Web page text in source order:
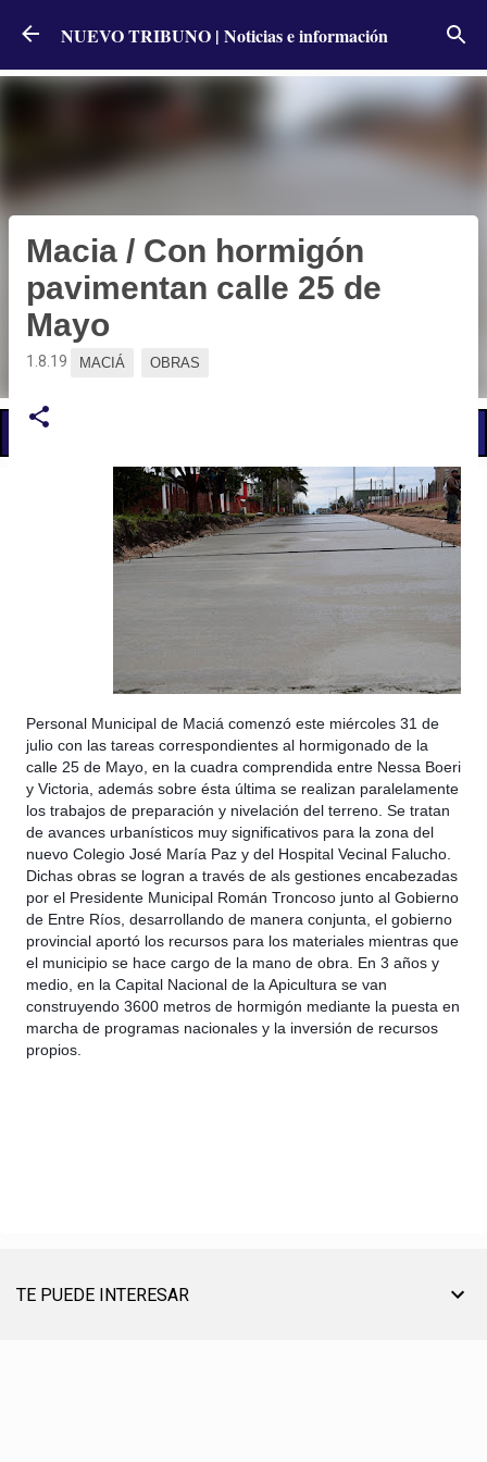
Ir al contenido principal
NUEVO TRIBUNO | Noticias e información
📢 LO ÚLTIMO
Macia / Con hormigón
pavimentan calle 25 de
Mayo
1.8.19 MACIÁ OBRAS
Personal Municipal de Maciá comenzó este miércoles 31 de
julio con las tareas correspondientes al hormigonado de la
calle 25 de Mayo, en la cuadra comprendida entre Nessa Boeri
y Victoria, además sobre ésta última se realizan paralelamente
los trabajos de preparación y nivelación del terreno. Se tratan
de avances urbanísticos muy significativos para la zona del
nuevo Colegio José María Paz y del Hospital Vecinal Falucho.
Dichas obras se logran a través de als gestiones encabezadas
por el Presidente Municipal Román Troncoso junto al Gobierno
de Entre Ríos, desarrollando de manera conjunta, el gobierno
provincial aportó los recursos para los materiales mientras que
el municipio se hace cargo de la mano de obra. En 3 años y
medio, en la Capital Nacional de la Apicultura se van
construyendo 3600 metros de hormigón mediante la puesta en
marcha de programas nacionales y la inversión de recursos
propios.
TE PUEDE INTERESAR